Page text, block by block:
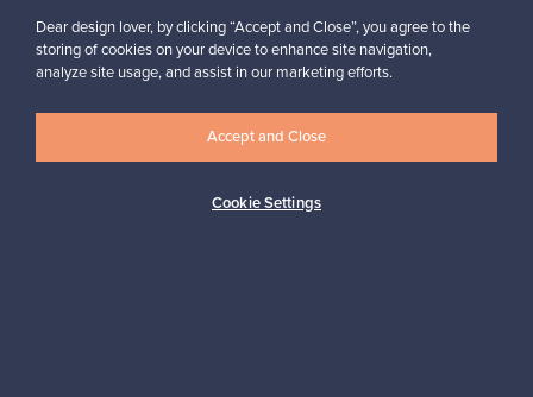
Haluatko inspiroitua designista?
Dear design lover, by clicking “Accept and Close”, you agree to the
storing of cookies on your device to enhance site navigation,
analyze site usage, and assist in our marketing efforts.
Cookie Settings
Accept and Close